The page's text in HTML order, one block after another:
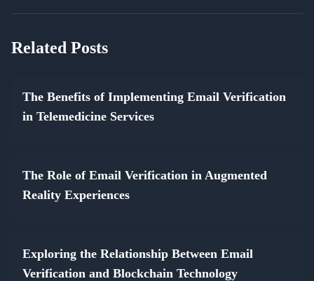
Related Posts
The Benefits of Implementing Email Verification
in Telemedicine Services
The Role of Email Verification in Augmented
Reality Experiences
Exploring the Relationship Between Email
Verification and Blockchain Technology